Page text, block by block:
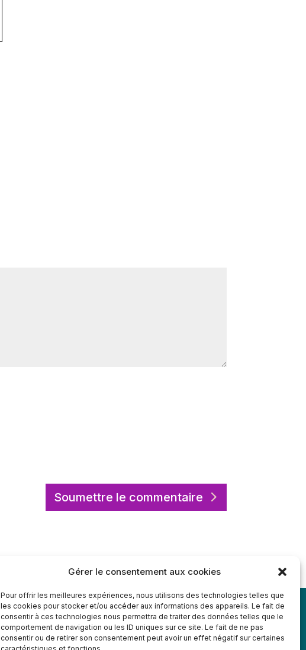
Gérer le consentement aux cookies
Pour offrir les meilleures expériences, nous utilisons des technologies telles que
les cookies pour stocker et/ou accéder aux informations des appareils. Le fait de
consentir à ces technologies nous permettra de traiter des données telles que le
comportement de navigation ou les ID uniques sur ce site. Le fait de ne pas
consentir ou de retirer son consentement peut avoir un effet négatif sur certaines
Soumettre le commentaire